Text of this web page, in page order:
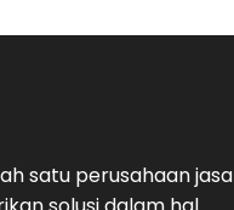
satu perusahaan jasa